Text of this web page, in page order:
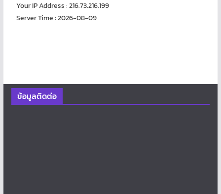
Your IP Address : 216.73.216.199
Server Time : 2026-08-09
ข้อมูลติดต่อ